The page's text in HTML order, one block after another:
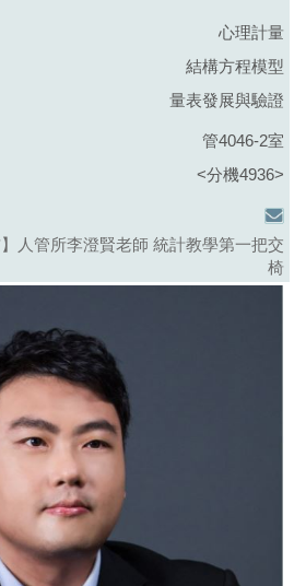
心理計量
結構方程模型
量表發展與驗證
管4046-2室
<分機4936>
人管所李澄賢老師 統計教學第一把交
椅